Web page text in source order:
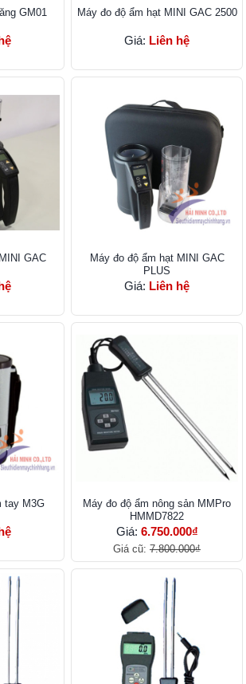
GM01 Máy đo độ ẩm hạt MINI GAC 2500
Giá: Liên hệ
GAC
Máy đo độ ẩm hạt MINI GAC
PLUS
Giá: Liên hệ
tay M3G
Máy đo độ ẩm nông sản MMPro
HMMD7822
Giá: 6.750.000₫
Giá cũ: 7.800.000₫